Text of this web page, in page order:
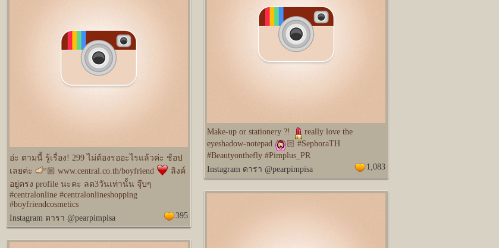
Make-up or stationery ?!
really love the
eyeshadow-notepad
🏻 #SephoraTH
#Beautyonthefly #Pimplus_PR
Instagram ดารา @pearpimpisa
1,083
อ่ะ ตามนี้ รู้เรื่อง! 299 ไม่ต้องรออะไรแล้วค่ะ ช้อป
เลยค่ะ
🏼 www.central.co.th/boyfriend
️ ลิงค์
อยู่ตรง profile นะคะ ลด3วันเท่านั้น จุ๊บๆ
#centralonline #centralonlineshopping
#boyfriendcosmetics
Instagram ดารา @pearpimpisa
395